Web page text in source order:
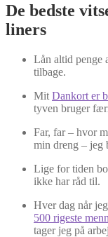
De bedste
liners
Lån altid penge
tilbage.
Mit Dankort er
tyven bruger
Far, far – hvor
min dreng – jeg
Lige for tiden
ikke har råd til.
Hver dag når
500 rigeste
tager jeg på